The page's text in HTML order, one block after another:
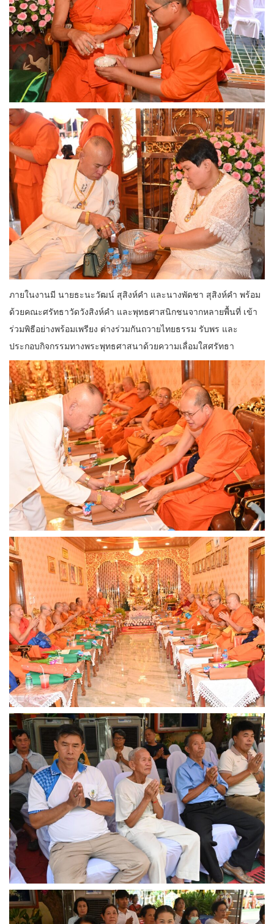
ภายในงานมี นายธะนะวัฒน์ สุสิงห์คำ และนางพัดชา สุสิงห์คำ พร้อม
ด้วยคณะศรัทธาวัดวังสิงห์คำ และพุทธศาสนิกชนจากหลายพื้นที่ เข้า
ร่วมพิธีอย่างพร้อมเพรียง ต่างร่วมกันถวายไทยธรรม รับพร และ
ประกอบกิจกรรมทางพระพุทธศาสนาด้วยความเลื่อมใสศรัทธา